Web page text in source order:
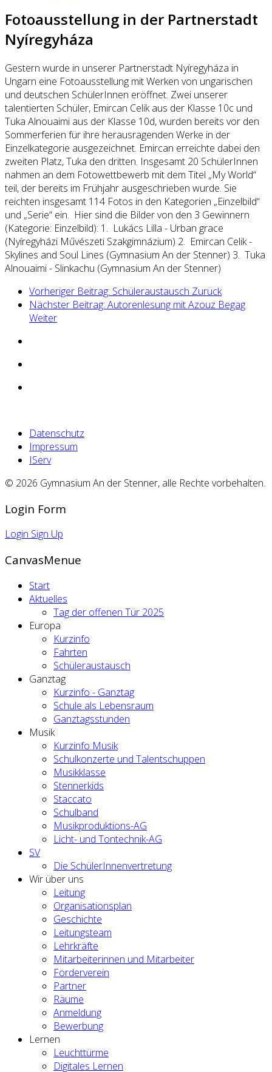
Fotoausstellung in der Partnerstadt
Nyíregyháza
Gestern wurde in unserer Partnerstadt Nyíregyháza in
Ungarn eine Fotoausstellung mit Werken von ungarischen
und deutschen SchülerInnen eröffnet. Zwei unserer
talentierten Schüler, Emircan Celik aus der Klasse 10c und
Tuka Alnouaimi aus der Klasse 10d, wurden bereits vor den
Sommerferien für ihre herausragenden Werke in der
Einzelkategorie ausgezeichnet. Emircan erreichte dabei den
zweiten Platz, Tuka den dritten. Insgesamt 20 SchülerInnen
nahmen an dem Fotowettbewerb mit dem Titel „My World“
teil, der bereits im Frühjahr ausgeschrieben wurde. Sie
reichten insgesamt 114 Fotos in den Kategorien „Einzelbild“
und „Serie“ ein. Hier sind die Bilder von den 3 Gewinnern
(Kategorie: Einzelbild): 1. Lukács Lilla - Urban grace
(Nyíregyházi Művészeti Szakgimnázium) 2. Emircan Celik -
Skylines and Soul Lines (Gymnasium An der Stenner) 3. Tuka
Alnouaimi - Slinkachu (Gymnasium An der Stenner)
Vorheriger Beitrag: Schüleraustausch Zurück
Nächster Beitrag: Autorenlesung mit Azouz Begag
Weiter
Datenschutz
Impressum
IServ
© 2026 Gymnasium An der Stenner, alle Rechte vorbehalten.
Login Form
Login Sign Up
CanvasMenue
Start
Aktuelles
Tag der offenen Tür 2025
Europa
Kurzinfo
Fahrten
Schüleraustausch
Ganztag
Kurzinfo - Ganztag
Schule als Lebensraum
Ganztagsstunden
Musik
Kurzinfo Musik
Schulkonzerte und Talentschuppen
Musikklasse
Stennerkids
Staccato
Schulband
Musikproduktions-AG
Licht- und Tontechnik-AG
SV
Die SchülerInnenvertretung
Wir über uns
Leitung
Organisationsplan
Geschichte
Leitungsteam
Lehrkräfte
Mitarbeiterinnen und Mitarbeiter
Förderverein
Partner
Räume
Anmeldung
Bewerbung
Lernen
Leuchttürme
Digitales Lernen